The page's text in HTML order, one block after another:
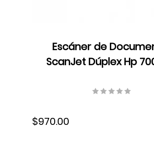
Escáner de
ScanJet Dúplex Hp
ppm/150 ipm,
$970.00